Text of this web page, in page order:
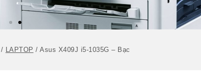
/ LAPTOP / Asus X409J i5-1035G – Bạc